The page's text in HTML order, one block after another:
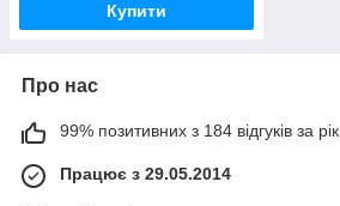
Купити
Про нас
99% позитивних з 184 відгуків за рік
Працює з 29.05.2014